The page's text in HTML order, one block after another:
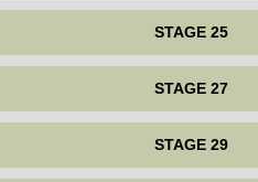
STAGE 25
STAGE 27
STAGE 29